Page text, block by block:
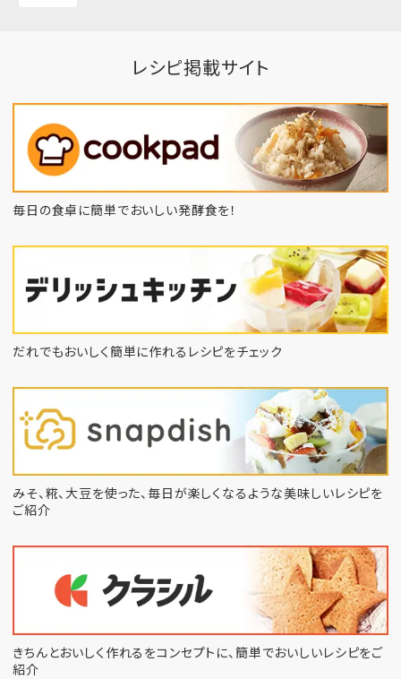
レシピ掲載サイト
毎日の食卓に簡単でおいしい発酵食を！
だれでもおいしく簡単に作れるレシピをチェック
みそ、糀、大豆を使った、毎日が楽しくなるような美味しいレシピを
ご紹介
きちんとおいしく作れるをコンセプトに、 簡単でおいしいレシピをご
紹介